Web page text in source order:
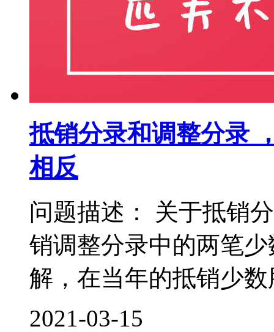
抵销分录和调整分录
相反
问题描述： 关于抵销
销调整分录中的两笔
解，在当年的抵销少
2021-03-15